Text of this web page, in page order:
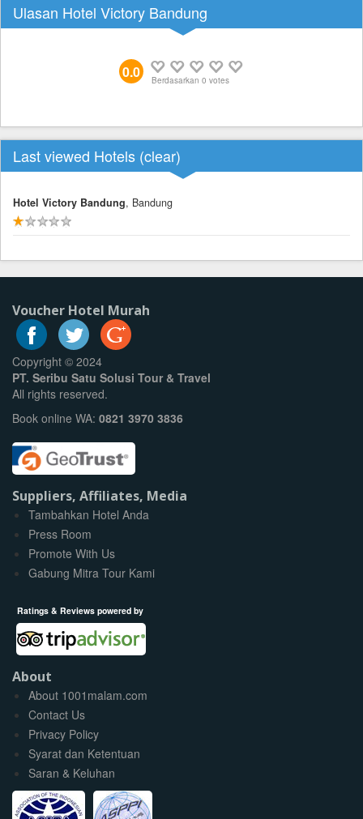
Ulasan Hotel Victory Bandung
0.0 Berdasarkan 0 votes
Last viewed Hotels (clear)
Hotel Victory Bandung, Bandung
Voucher Hotel Murah
Copyright © 2024
PT. Seribu Satu Solusi Tour & Travel
All rights reserved.
Book online WA: 0821 3970 3836
Suppliers, Affiliates, Media
Tambahkan Hotel Anda
Press Room
Promote With Us
Gabung Mitra Tour Kami
Ratings & Reviews powered by
About
About 1001malam.com
Contact Us
Privacy Policy
Syarat dan Ketentuan
Saran & Keluhan